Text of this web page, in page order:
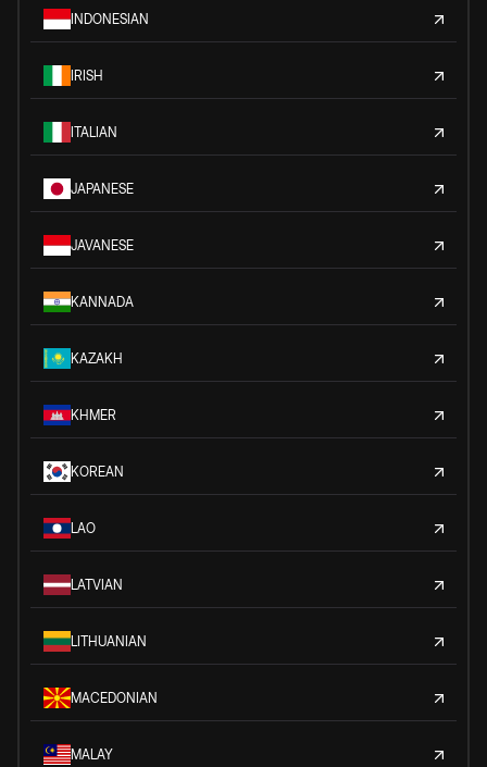
INDONESIAN
IRISH
ITALIAN
JAPANESE
JAVANESE
KANNADA
KAZAKH
KHMER
KOREAN
LAO
LATVIAN
LITHUANIAN
MACEDONIAN
MALAY